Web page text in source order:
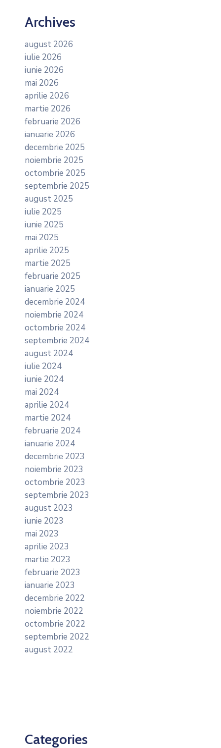
Archives
august 2026
iulie 2026
iunie 2026
mai 2026
aprilie 2026
martie 2026
februarie 2026
ianuarie 2026
decembrie 2025
noiembrie 2025
octombrie 2025
septembrie 2025
august 2025
iulie 2025
iunie 2025
mai 2025
aprilie 2025
martie 2025
februarie 2025
ianuarie 2025
decembrie 2024
noiembrie 2024
octombrie 2024
septembrie 2024
august 2024
iulie 2024
iunie 2024
mai 2024
aprilie 2024
martie 2024
februarie 2024
ianuarie 2024
decembrie 2023
noiembrie 2023
octombrie 2023
septembrie 2023
august 2023
iunie 2023
mai 2023
aprilie 2023
martie 2023
februarie 2023
ianuarie 2023
decembrie 2022
noiembrie 2022
octombrie 2022
septembrie 2022
august 2022
Categories